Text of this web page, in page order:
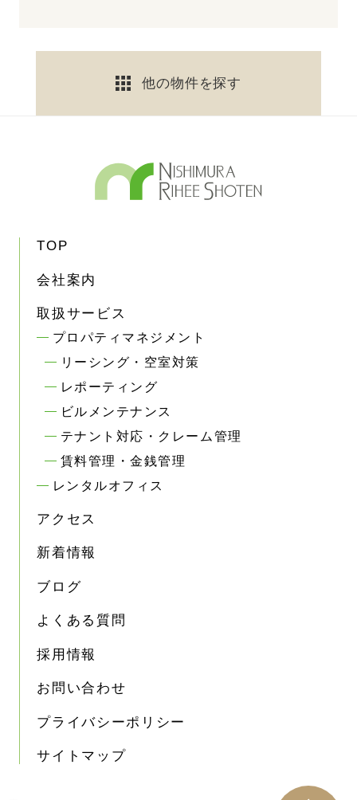
他の物件を探す
TOP
会社案内
取扱サービス
プロパティマネジメント
リーシング・空室対策
レポーティング
ビルメンテナンス
テナント対応・クレーム管理
賃料管理・金銭管理
レンタルオフィス
アクセス
新着情報
ブログ
よくある質問
採用情報
お問い合わせ
プライバシーポリシー
サイトマップ